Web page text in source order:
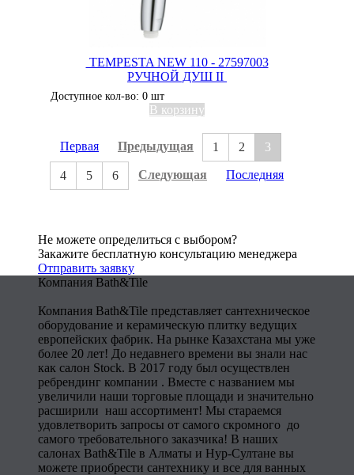
TEMPESTA NEW 110 - 27597003
РУЧНОЙ ДУШ II
Доступное кол-во: 0 шт
В корзину
Первая Предыдущая 1 2 3
4 5 6 Следующая Последняя
Не можете определиться с выбором?
Закажите бесплатную консультацию менеджера
Отправить заявку
Компания Bath&Tile
Компания Bath&Tile представляет сантехническое
оборудование и керамическую плитку ведущих
европейских фабрик. На рынке Казахстана мы уже
более 20 лет! До недавнего времени вы знали нас
как салон Stock. В 2017 году был осуществлен
ребрендинг компании . Вместе с названием мы
увеличили наши торговые площади и значительно
расширили наш ассортимент! Мы стараемся
удовлетворить запросы от самого скромного до
самого требовательного заказчика! В наших
салонах Bath&Tile в Алматы и Нур-Султане вы
можете приобрести сантехнику и все для ванных